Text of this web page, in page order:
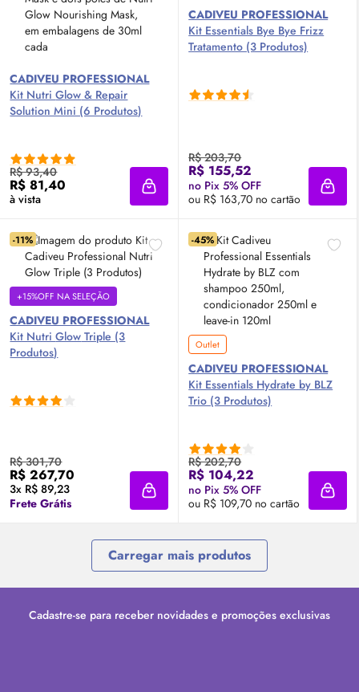
CADIVEU PROFESSIONAL
Kit NutriGlow & Repair
Solution Mini (6 Produtos)
R$ 93,40
R$ 81,40
à vista Adicionar à sacola
CADIVEU PROFESSIONAL
Kit Essentials Bye Bye Frizz
Tratamento (3 Produtos)
R$ 203,70
R$ 155,52
no Pix 5% OFF
ou R$ 163,70 no cartão
-11%
+15%OFF NA SELEÇÃO
CADIVEU PROFESSIONAL
Kit NutriGlow Triple (3
Produtos)
R$ 301,70
R$ 267,70
3x R$ 89,23
Frete Grátis
Adicionar à sacola
-45%
Outlet
CADIVEU PROFESSIONAL
Kit Essentials Hydrate by BLZ
Trio (3 Produtos)
R$ 202,70
R$ 104,22
no Pix 5% OFF
ou R$ 109,70 no cartão
Carregar mais produtos
Cadastre-se para receber novidades e promoções exclusivas